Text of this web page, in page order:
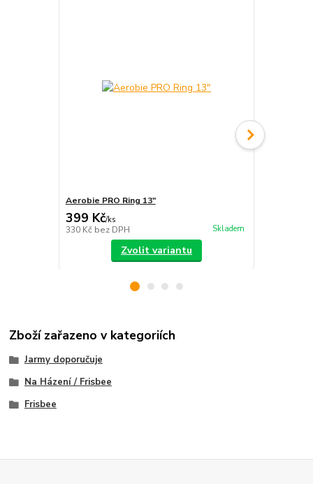
Aerobie PRO Ring 13"
399 Kč/ks
330 Kč bez DPH Skladem
Zvolit variantu
Zboží zařazeno v kategoriích
Jarmy doporučuje
Na Házení / Frisbee
Frisbee